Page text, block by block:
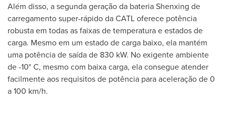
Além disso, a segunda geração da bateria Shenxing de
carregamento super-rápido da CATL oferece potência
robusta em todas as faixas de temperatura e estados de
carga. Mesmo em um estado de carga baixo, ela mantém
uma potência de saída de 830 kW. No exigente ambiente
de -10° C, mesmo com baixa carga, ela consegue atender
facilmente aos requisitos de potência para aceleração de 0
a 100 km/h.